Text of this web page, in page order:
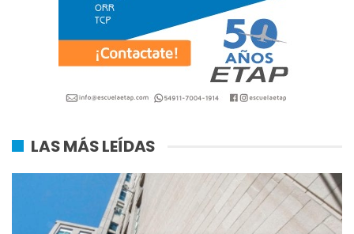
LAS MÁS LEÍDAS